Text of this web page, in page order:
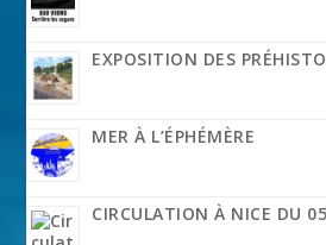
EXPOSITION DES
MER À L’ÉPHÉMÈRE
CIRCULATION À NICE DU